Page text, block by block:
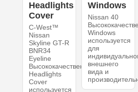
Headlights
Cover
C-West™
Nissan
Skyline GT-R
BNR34
Eyeline
Высококачественный
Headlights
Cover
используется
Windows
Nissan 40
Windows
используется
для
внешнего
вида и